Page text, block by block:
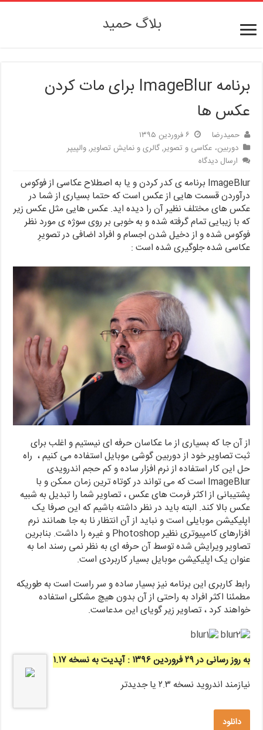
بلاگ حمید
برنامه ImageBlur برای مات کردن
عکس ها
حمیدرضا
۶ فروردین ۱۳۹۵
دوربین، عکاسی و تصویر,گالری و نمایش تصاویر,والپیپر
ارسال دیدگاه
ImageBlur برنامه ی کدر کردن و یا به اصطلاح عکاسی از فوکوس
درآوردن قسمت هایی از عکس است که حتما بسیاری از شما در
عکس های مختلف نظیر آن را دیده اید. عکس هایی مثل عکس زیر
که با زیبایی تمام گرفته شده و به خوبی بر روی سوژه ی مورد نظر
فوکوس شده و از دخیل شدن اجسام و افراد اضافی در تصویرِ
عکاسی شده جلوگیری شده است :
از آن جا که بسیاری از ما عکاسان حرفه ای نیستیم و اغلب برای
ثبت تصاویر خود از دوربین گوشی موبایل استفاده می کنیم ، راه
حل این کار استفاده از نرم افزار ساده و کم حجم اندرویدی
ImageBlur است که می تواند در کوتاه ترین زمان ممکن و با
پشتیبانی از اکثر فرمت های عکس ، تصاویر شما را تبدیل به شبیه
عکس بالا کند. البته باید در نظر داشته باشیم که این صرفا یک
اپلیکیشن موبایلی است و نباید از آن انتظار نا به جا همانند نرم
افزارهای کامپیوتری نظیر Photoshop و غیره را داشت. بنابرین
تصاویر ویرایش شده توسط آن حرفه ای به نظر نمی رسند اما به
عنوان یک اپلیکیشن موبایل بسیار کاربردی است.
رابط کاربری این برنامه نیز بسیار ساده و سر راست است به طوریکه
مطمئنا اکثر افراد به راحتی از آن بدون هیچ مشکلی استفاده
خواهند کرد ، تصاویر زیر گویای این مدعاست.
به روز رسانی در ۲۹ فروردین ۱۳۹۶ : آپدیت به نسخه ۱.۱۷
نیازمند اندروید نسخه ۲.۳ یا جدیدتر
دانلود